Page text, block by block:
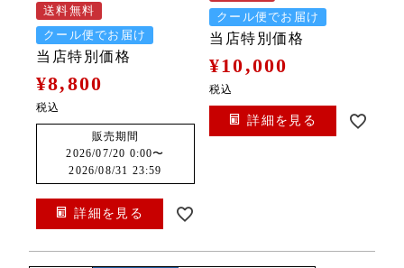
送料無料
クール便でお届け
当店特別価格
¥8,800
税込
販売期間
2026/07/20 0:00〜
2026/08/31 23:59
詳細を見る
クール便でお届け
当店特別価格
¥10,000
税込
詳細を見る